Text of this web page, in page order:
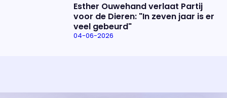
Esther Ouwehand verlaat Partij
voor de Dieren: "In zeven jaar is er
veel gebeurd"
04-06-2026